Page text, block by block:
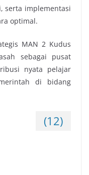
serta implementasi
optimal.
MAN 2 Kudus
sebagai pusat
nyata pelajar
di bidang
(12)